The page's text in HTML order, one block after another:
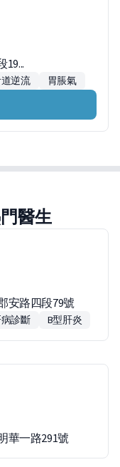
19...
道逆流 胃脹氣
醫生
安路四段79號
診斷 B型肝炎
華一路291號